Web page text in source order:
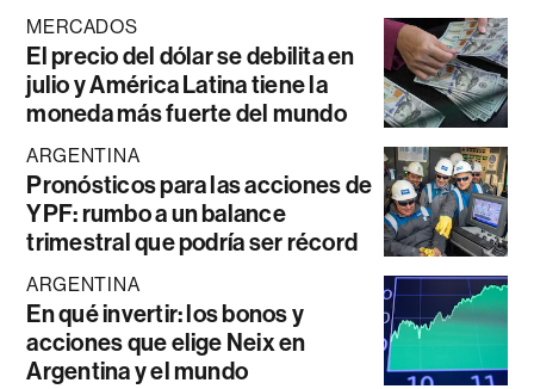
MERCADOS
El precio del dólar se debilita en
julio y América Latina tiene la
moneda más fuerte del mundo
ARGENTINA
Pronósticos para las acciones de
YPF: rumbo a un balance
trimestral que podría ser récord
ARGENTINA
En qué invertir: los bonos y
acciones que elige Neix en
Argentina y el mundo